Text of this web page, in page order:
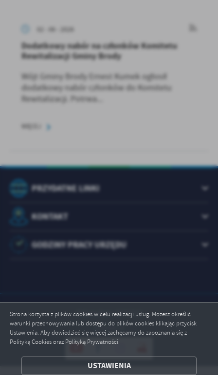
Strona korzysta z plików cookies w celu realizacji usług. Możesz określić
warunki przechowywania lub dostępu do plików cookies klikając przycisk
Ustawienia. Aby dowiedzieć się więcej zachęcamy do zapoznania się z
Polityką Cookies oraz Polityką Prywatności.
USTAWIENIA
ZAPISZ WYBRANE
02 - 06 - 2026
Dodatkowy nabór na członków Komitetu
Rewitalizacji Gminy Brody
Wójt Gminy Brody Ernest Kumek ogłosił
dodatkowy nabór członków do Komitetu
Rewitalizacji. Potrwa...
PRZYDATNE LINKI
KONTAKT
GODZINY PRACY URZĘDU
Odwiedzin: 1073722
Online: 4